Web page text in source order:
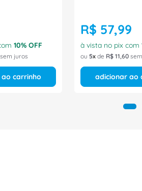
10% OFF
sem juros
carrinho
R$ 57,99
à vista no pix com
ou 5 de R$ 11,60
adicionar ao